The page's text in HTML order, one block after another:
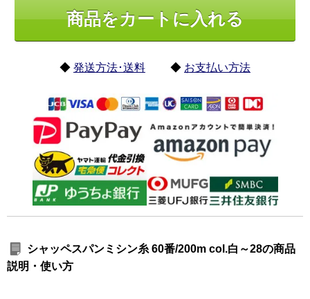
◆ 発送方法･送料 ◆ お支払い方法
シャッペスパンミシン糸 60番/200m col.白～28の商品
説明・使い方